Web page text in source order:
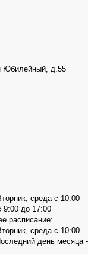
Юбилейный, д.55
среда с 10:00
9:00 до 17:00
расписание:
среда с 10:00
день месяца -